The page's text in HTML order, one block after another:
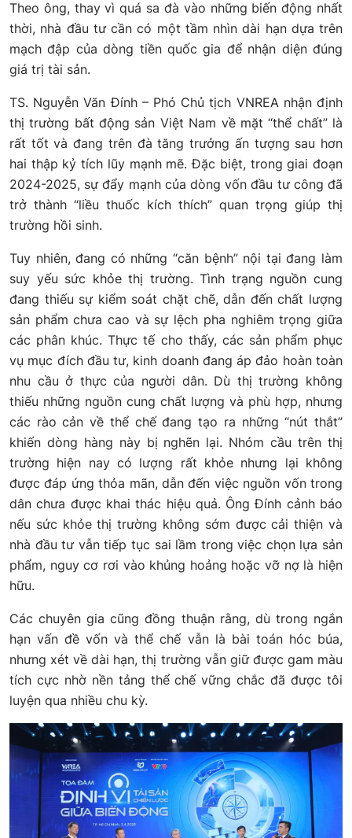
Theo ông, thay vì quá sa đà vào những biến động nhất
thời, nhà đầu tư cần có một tầm nhìn dài hạn dựa trên
mạch đập của dòng tiền quốc gia để nhận diện đúng
giá trị tài sản.
TS. Nguyễn Văn Đính – Phó Chủ tịch VNREA nhận định
thị trường bất động sản Việt Nam về mặt “thể chất” là
rất tốt và đang trên đà tăng trưởng ấn tượng sau hơn
hai thập kỷ tích lũy mạnh mẽ. Đặc biệt, trong giai đoạn
2024-2025, sự đẩy mạnh của dòng vốn đầu tư công đã
trở thành “liều thuốc kích thích” quan trọng giúp thị
trường hồi sinh.
Tuy nhiên, đang có những “căn bệnh” nội tại đang làm
suy yếu sức khỏe thị trường. Tình trạng nguồn cung
đang thiếu sự kiểm soát chặt chẽ, dẫn đến chất lượng
sản phẩm chưa cao và sự lệch pha nghiêm trọng giữa
các phân khúc. Thực tế cho thấy, các sản phẩm phục
vụ mục đích đầu tư, kinh doanh đang áp đảo hoàn toàn
nhu cầu ở thực của người dân. Dù thị trường không
thiếu những nguồn cung chất lượng và phù hợp, nhưng
các rào cản về thể chế đang tạo ra những “nút thắt”
khiến dòng hàng này bị nghẽn lại. Nhóm cầu trên thị
trường hiện nay có lượng rất khỏe nhưng lại không
được đáp ứng thỏa mãn, dẫn đến việc nguồn vốn trong
dân chưa được khai thác hiệu quả. Ông Đính cảnh báo
nếu sức khỏe thị trường không sớm được cải thiện và
nhà đầu tư vẫn tiếp tục sai lầm trong việc chọn lựa sản
phẩm, nguy cơ rơi vào khủng hoảng hoặc vỡ nợ là hiện
hữu.
Các chuyên gia cũng đồng thuận rằng, dù trong ngắn
hạn vấn đề vốn và thể chế vẫn là bài toán hóc búa,
nhưng xét về dài hạn, thị trường vẫn giữ được gam màu
tích cực nhờ nền tảng thể chế vững chắc đã được tôi
luyện qua nhiều chu kỳ.